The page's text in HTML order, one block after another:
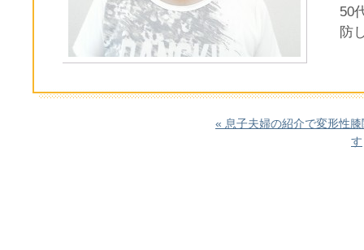
50
防
« 息子夫婦の紹介で変形性
す